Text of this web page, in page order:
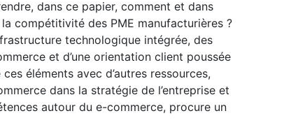
dans ce papier, comment et dans
compétitivité des PME manufacturières ?
technologique intégrée, des
et d’une orientation client poussée
éléments avec d’autres ressources,
dans la stratégie de l’entreprise et
autour du e-commerce, procure un